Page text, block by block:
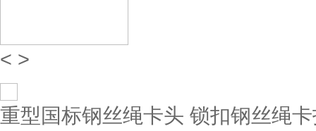
< >
重型国标钢丝绳卡头 锁扣钢丝绳